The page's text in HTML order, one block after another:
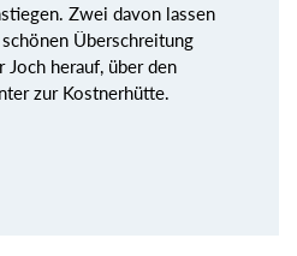
Zwei davon lassen
Überschreitung
herauf, über den
zur Kostnerhütte.